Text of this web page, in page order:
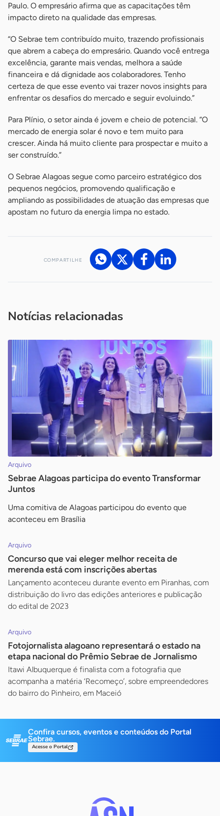
Paulo. O empresário afirma que as capacitações têm
impacto direto na qualidade das empresas.
“O Sebrae tem contribuído muito, trazendo profissionais
que abrem a cabeça do empresário. Quando você entrega
excelência, garante mais vendas, melhora a saúde
financeira e dá dignidade aos colaboradores. Tenho
certeza de que esse evento vai trazer novos insights para
enfrentar os desafios do mercado e seguir evoluindo.”
Para Plínio, o setor ainda é jovem e cheio de potencial. “O
mercado de energia solar é novo e tem muito para
crescer. Ainda há muito cliente para prospectar e muito a
ser construído.”
O Sebrae Alagoas segue como parceiro estratégico dos
pequenos negócios, promovendo qualificação e
ampliando as possibilidades de atuação das empresas que
apostam no futuro da energia limpa no estado.
COMPARTILHE
Notícias relacionadas
Arquivo
Sebrae Alagoas participa do evento Transformar
Juntos
Uma comitiva de Alagoas participou do evento que
aconteceu em Brasília
Arquivo
Concurso que vai eleger melhor receita de
merenda está com inscrições abertas
Lançamento aconteceu durante evento em Piranhas, com
distribuição do livro das edições anteriores e publicação
do edital de 2023
Arquivo
Fotojornalista alagoano representará o estado na
etapa nacional do Prêmio Sebrae de Jornalismo
Itawi Albuquerque é finalista com a fotografia que
acompanha a matéria ‘Recomeço’, sobre empreendedores
do bairro do Pinheiro, em Maceió
Confira cursos, eventos e conteúdos do Portal
Sebrae.
Acesse o Portal